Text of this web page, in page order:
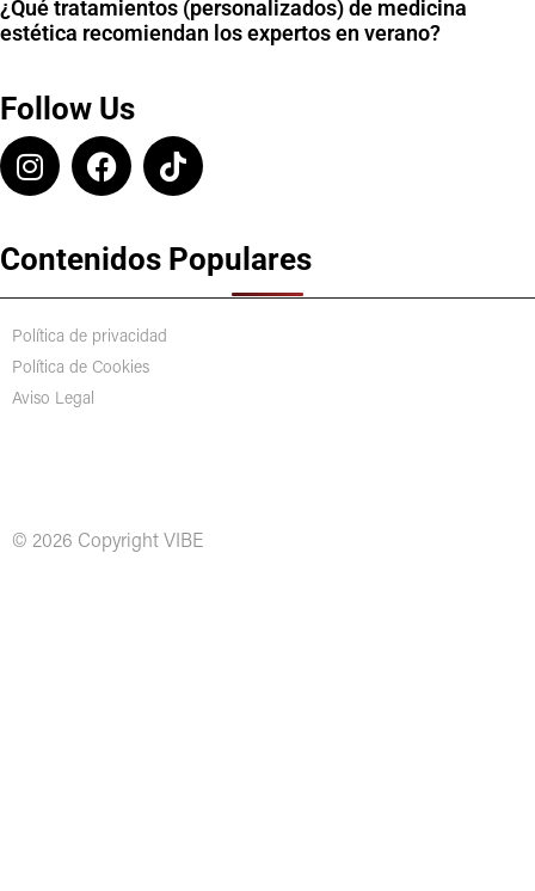
¿Qué tratamientos (personalizados) de medicina
estética recomiendan los expertos en verano?
Follow Us
Contenidos Populares
Política de privacidad
Política de Cookies
Aviso Legal
© 2026 Copyright VIBE